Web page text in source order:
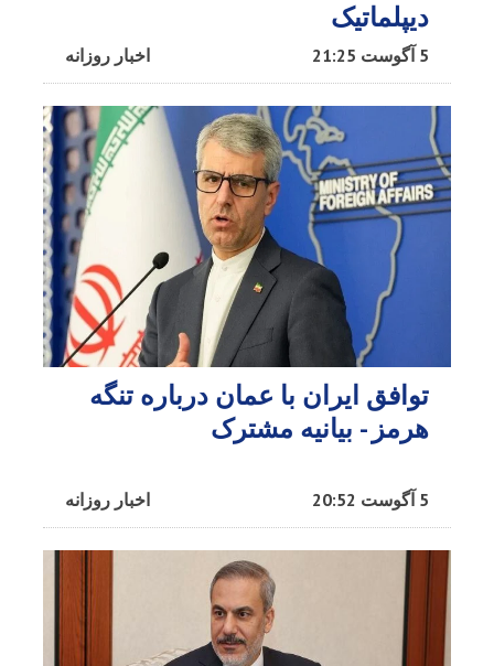
دیپلماتیک
اخبار روزانه 5 آگوست 21:25
توافق ایران با عمان درباره تنگه
هرمز - بیانیه مشترک
اخبار روزانه 5 آگوست 20:52